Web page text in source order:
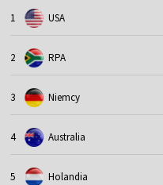
1 USA
2 RPA
3 Niemcy
4 Australia
5 Holandia